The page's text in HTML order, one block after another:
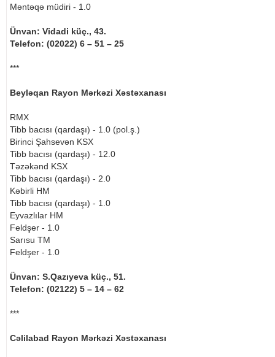
Məntəqə müdiri - 1.0
Ünvan: Vidadi küç., 43.
Telefon: (02022) 6 – 51 – 25
***
Beyləqan Rayon Mərkəzi Xəstəxanası
RMX
Tibb bacısı (qardaşı) - 1.0 (pol.ş.)
Birinci Şahsevən KSX
Tibb bacısı (qardaşı) - 12.0
Təzəkənd KSX
Tibb bacısı (qardaşı) - 2.0
Kəbirli HM
Tibb bacısı (qardaşı) - 1.0
Eyvazlılar HM
Feldşer - 1.0
Sarısu TM
Feldşer - 1.0
Ünvan: S.Qazıyeva küç., 51.
Telefon: (02122) 5 – 14 – 62
***
Cəlilabad Rayon Mərkəzi Xəstəxanası